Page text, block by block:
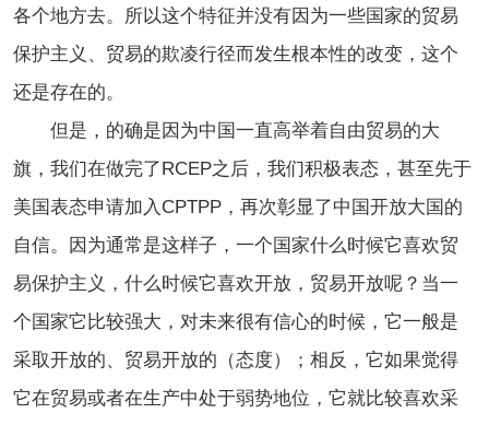
各个地方去。所以这个特征并没有因为一些国家的贸易
保护主义、贸易的欺凌行径而发生根本性的改变，这个
还是存在的。
但是，的确是因为中国一直高举着自由贸易的大
旗，我们在做完了RCEP之后，我们积极表态，甚至先于
美国表态申请加入CPTPP，再次彰显了中国开放大国的
自信。因为通常是这样子，一个国家什么时候它喜欢贸
易保护主义，什么时候它喜欢开放，贸易开放呢？当一
个国家它比较强大，对未来很有信心的时候，它一般是
采取开放的、贸易开放的（态度）；相反，它如果觉得
它在贸易或者在生产中处于弱势地位，它就比较喜欢采